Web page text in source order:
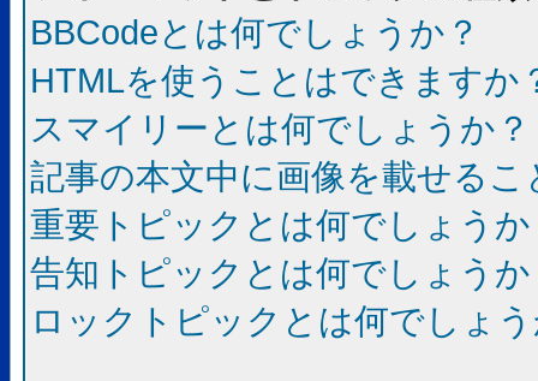
BBCodeとは何でしょうか？
HTMLを使うことはできますか
スマイリーとは何でしょうか？
記事の本文中に画像を載せる
重要トピックとは何でしょうか
告知トピックとは何でしょうか
ロックトピックとは何でしょ